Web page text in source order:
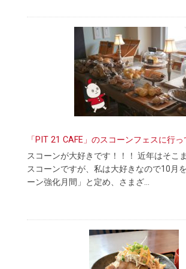
「PIT 21 CAFE」のスコーンフェスに行っ
スコーンが大好きです！！！ 近年はそこ
スコーンですが、私は大好きなので10月
ーン強化月間」と定め、さまざ…